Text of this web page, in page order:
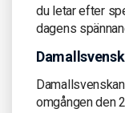
du letar efter
dagens
omgången den